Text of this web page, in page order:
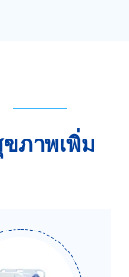
ภาพเพิ่ม